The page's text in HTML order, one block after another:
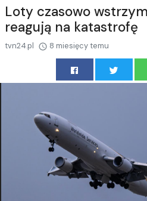
Loty czasowo
reagują na katastrofę
tvn24.pl 8 miesięcy temu